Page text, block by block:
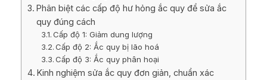
Phân biệt các cấp độ hư hỏng ắc quy để sửa ắc
quy đúng cách
Cấp độ 1: Giảm dung lượng
Cấp độ 2: Ắc quy bị lão hoá
Cấp độ 3: Ắc quy phân hoại
Kinh nghiệm sửa ắc quy đơn giản, chuẩn xác